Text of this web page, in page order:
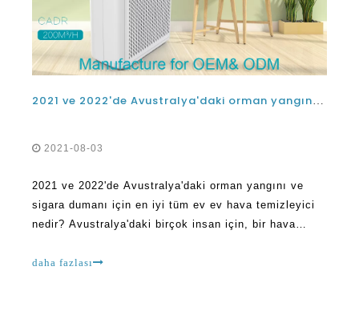
2021 ve 2022'de Avustralya'daki orman yangını ve sigara dumanı için en iyi tüm ev ev hava temizleyici nedir?
2021-08-03
2021 ve 2022'de Avustralya'daki orman yangını ve
sigara dumanı için en iyi tüm ev ev hava temizleyici
nedir? Avustralya'daki birçok insan için, bir hava
değişkenler var. Örneğin, temiz hava teslimi R gibi
daha fazlası